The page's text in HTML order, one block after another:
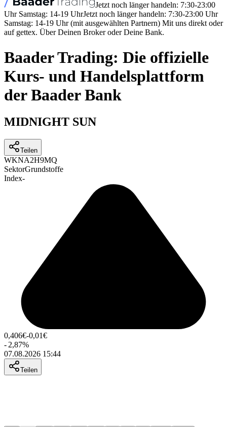
Jetzt noch länger handeln: 7:30-23:00
Uhr Samstag: 14-19 UhrJetzt noch länger handeln: 7:30-23:00 Uhr
Samstag: 14-19 Uhr (mit ausgewählten Partnern) Mit uns direkt oder
auf gettex. Über Deinen Broker oder Deine Bank.
Baader Trading: Die offizielle
Kurs- und Handelsplattform
der Baader Bank
MIDNIGHT SUN
Teilen
WKNA2H9MQ
SektorGrundstoffe
Index-
0,406€-0,01€
- 2,87%
07.08.2026 15:44
Teilen